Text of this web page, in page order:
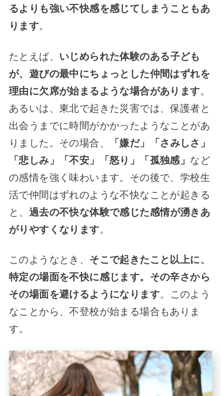
るよりも強い不快感を感じてしまうこともあ
ります。
たとえば、 いじめられた体験のある子ども
が、遊びの最中にちょっとした仲間はずれを
理由に欠席が始まるような場合があります。
あるいは、東北で起きた災害では、保護者と
出会うまでに時間がかかったようなことがあ
りました。その場合、
「嫌だ」「さみしさ」
「悲しみ」「不安」「怒り」「孤独感」 など
の感情を強く味わいます。その後で、学校生
活で仲間はずれのような不快なことが起きる
と、 過去の不快な体験で感じた感情が湧きあ
がりやすくなります。
このようなとき、 そこで起きたこと以上に、
特定の場面を不快に感じます。その辛さから
その場面を避けるようになります。このよう
なことから、不登校が始まる場合もありま
す。